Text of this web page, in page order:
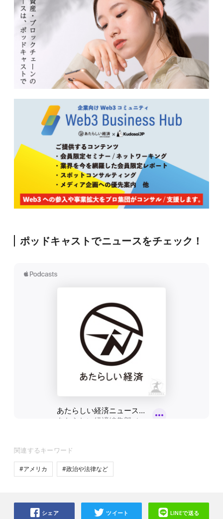
ポッドキャストでニュースをチェック！
関連するキーワード
#アメリカ #政治や法律など
シェア ツイート LINEで送る